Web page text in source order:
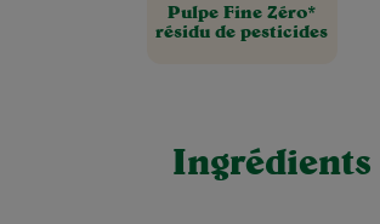
Pulpe Fine Zéro*
résidu de pesticides
Ingrédients